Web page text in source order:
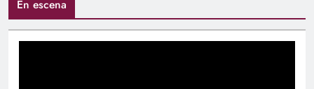
En escena